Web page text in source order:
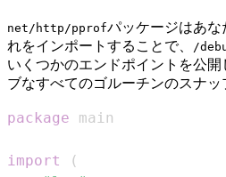
net/http/pprofパッケージはあ
れをインポートすることで、
/
いくつかのエンドポイントを公
ブなすべてのゴルーチンのスナッ
package
import
(